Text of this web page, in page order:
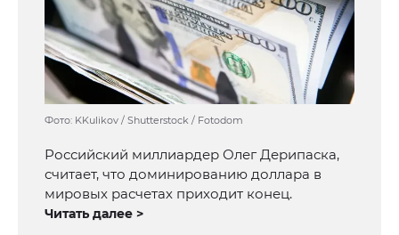
Фото: KKulikov / Shutterstock / Fotodom
Российский миллиардер Олег Дерипаска,
считает, что доминированию доллара в
мировых расчетах приходит конец.
Читать далее >